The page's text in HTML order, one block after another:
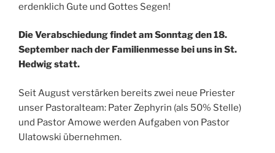
erdenklich Gute und Gottes Segen!
Die Verabschiedung findet am Sonntag den 18.
September nach der Familienmesse bei uns in St.
Hedwig statt.
Seit August verstärken bereits zwei neue Priester
unser Pastoralteam: Pater Zephyrin (als 50% Stelle)
und Pastor Amowe werden Aufgaben von Pastor
Ulatowski übernehmen.